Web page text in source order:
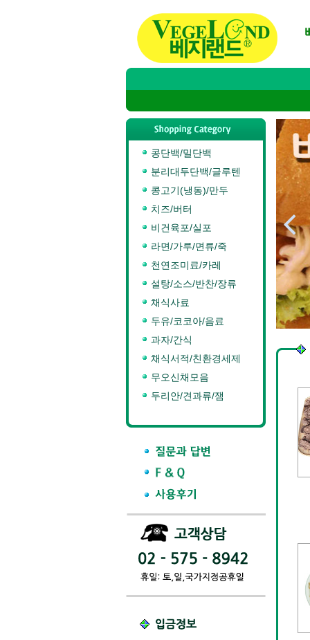
콩단백/밀단백
분리대두단백/글루텐
콩고기(냉동)/만두
치즈/버터
비건육포/실포
라면/가루/면류/죽
천연조미료/카레
설탕/소스/반찬/장류
채식사료
두유/코코아/음료
과자/간식
채식서적/친환경세제
무오신채모음
두리안/견과류/잼
